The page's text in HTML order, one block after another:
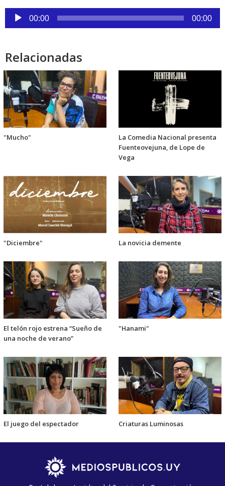
Reproductor
de
00:00 00:00
Relacionadas
"Mucho"
La Comedia Nacional presenta
Fuenteovejuna, de Lope de
Vega
"Diciembre" La novicia demente
El telón rojo estrena “Sueño de
una noche de verano”
"Hanami"
El juego del espectador Criaturas Luminosas